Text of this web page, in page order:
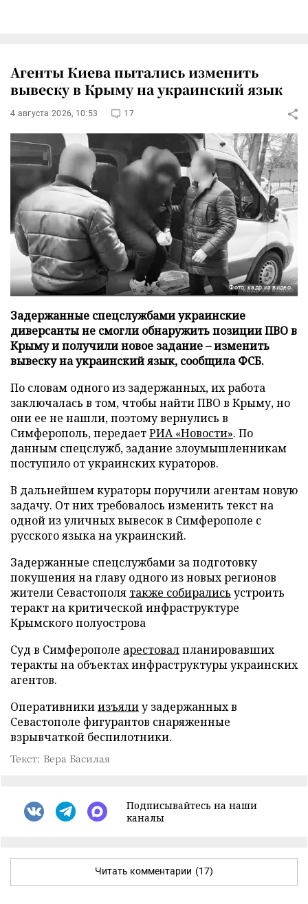
Агенты Киева пытались изменить
вывеску в Крыму на украинский язык
4 августа 2026, 10:53 17
Фото: кадр из видео
Задержанные спецслужбами украинские
диверсанты не смогли обнаружить позиции ПВО в
Крыму и получили новое задание – изменить
вывеску на украинский язык, сообщила ФСБ.
По словам одного из задержанных, их работа
заключалась в том, чтобы найти ПВО в Крыму, но
они ее не нашли, поэтому вернулись в
Симферополь, передаетРИА «Новости». По
данным спецслужб, задание злоумышленникам
поступило от украинских кураторов.
В дальнейшем кураторы поручили агентам новую
задачу. От них требовалось изменить текст на
одной из уличных вывесок в Симферополе с
русского языка на украинский.
Задержанные спецслужбами за подготовку
покушения на главу одного из новых регионов
жители Севастополя также собирались устроить
теракт на критической инфраструктуре
Крымского полуострова
Суд в Симферополе арестовалпланировавших
теракты на объектах инфраструктуры украинских
агентов.
Оперативникиизъялиу задержанных в
Севастополе фигурантов снаряженные
взрывчаткой беспилотники.
Текст: Вера Басилая
Подписывайтесь на наши
каналы
Читать комментарии (17)